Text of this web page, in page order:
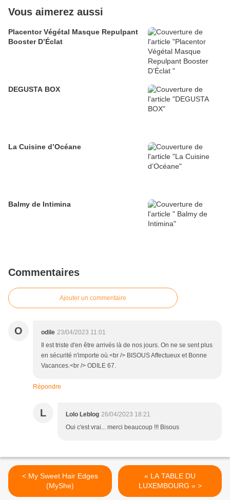
Vous aimerez aussi
Placentor Végétal Masque Repulpant
Booster D’Éclat
DEGUSTA BOX
La Cuisine d’Océane
Balmy de Intimina
Commentaires
Ajouter un commentaire
O odile 23/04/2023 11:01
Il est triste d'en être arrivés là de nos jours. On ne se sent plus
en sécurité n'importe où.<br /> BISOUS Affectueux et Bonne
Vacances.<br /> ODILE 67.
Répondre
L Lolo Leblog 26/04/2023 18:21
Oui c'est vrai... merci beaucoup !!! Bisous
< My Sweet Hair Edges
(MyShe)
« LA TABLE DU
LUXEMBOURG » >